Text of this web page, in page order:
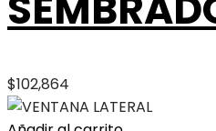
$102,864